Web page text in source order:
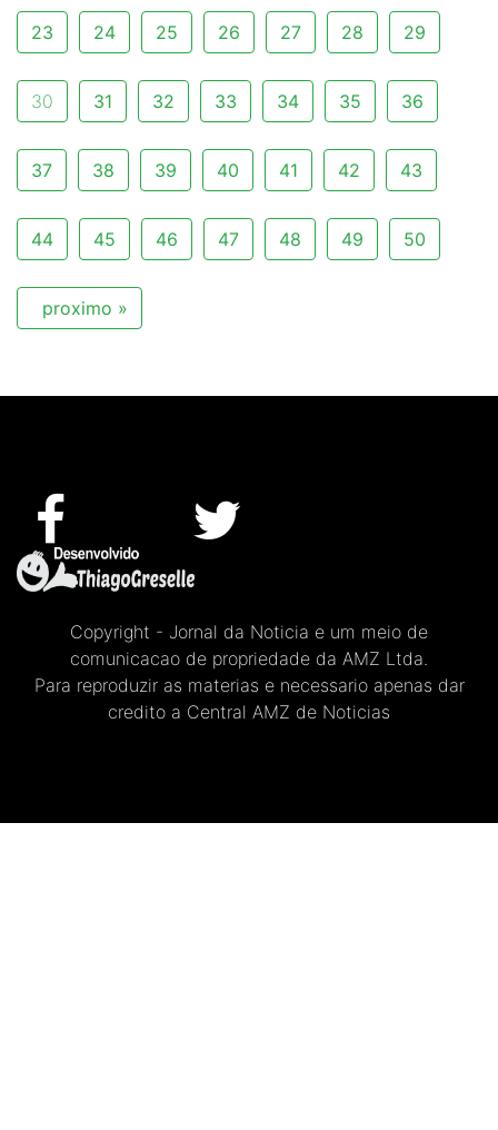
23 24 25 26 27 28 29
30 31 32 33 34 35 36
37 38 39 40 41 42 43
44 45 46 47 48 49 50
proximo »
Copyright - Jornal da Noticia e um meio de
comunicacao de propriedade da AMZ Ltda.
Para reproduzir as materias e necessario apenas dar
credito a Central AMZ de Noticias